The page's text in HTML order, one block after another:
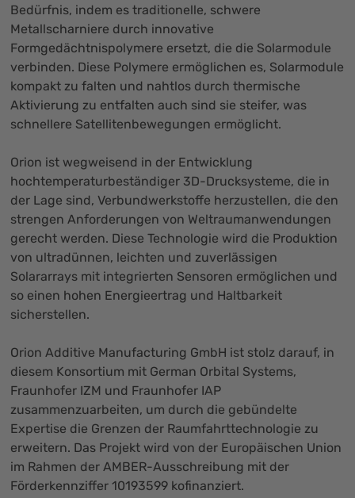
Bedürfnis, indem es traditionelle, schwere
Metallscharniere durch innovative
Formgedächtnispolymere ersetzt, die die Solarmodule
verbinden. Diese Polymere ermöglichen es, Solarmodule
kompakt zu falten und nahtlos durch thermische
Aktivierung zu entfalten auch sind sie steifer, was
schnellere Satellitenbewegungen ermöglicht.
Orion ist wegweisend in der Entwicklung
hochtemperaturbeständiger 3D-Drucksysteme, die in
der Lage sind, Verbundwerkstoffe herzustellen, die den
strengen Anforderungen von Weltraumanwendungen
gerecht werden. Diese Technologie wird die Produktion
von ultradünnen, leichten und zuverlässigen
Solararrays mit integrierten Sensoren ermöglichen und
so einen hohen Energieertrag und Haltbarkeit
sicherstellen.
Orion Additive Manufacturing GmbH ist stolz darauf, in
diesem Konsortium mit German Orbital Systems,
Fraunhofer IZM und Fraunhofer IAP
zusammenzuarbeiten, um durch die gebündelte
Expertise die Grenzen der Raumfahrttechnologie zu
erweitern. Das Projekt wird von der Europäischen Union
im Rahmen der AMBER-Ausschreibung mit der
Förderkennziffer 10193599 kofinanziert.